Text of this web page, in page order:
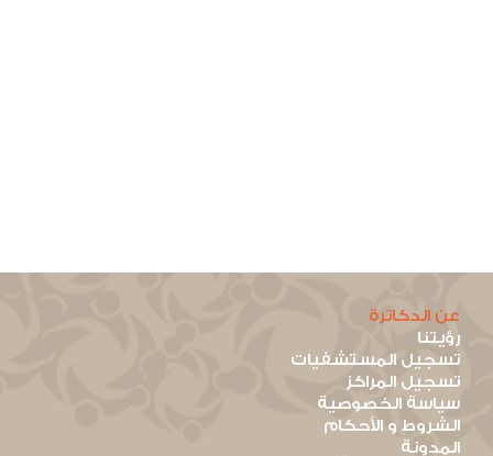
عن الدكاترة
رؤيتنا
تسجيل المستشفيات
تسجيل المراكز
سياسة الخصوصية
الشروط و الأحكام
المدونة